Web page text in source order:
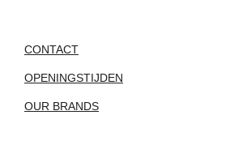
CONTACT
OPENINGSTIJDEN
OUR BRANDS